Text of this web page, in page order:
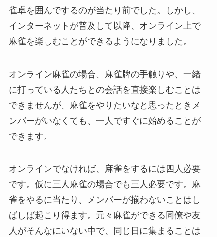
雀卓を囲んでするのが当たり前でした。しかし、
インターネットが普及して以降、オンライン上で
麻雀を楽しむことができるようになりました。
オンライン麻雀の場合、麻雀牌の手触りや、一緒
に打っている人たちとの会話を直接楽しむことは
できませんが、麻雀をやりたいなと思ったときメ
ンバーがいなくても、一人ですぐに始めることが
できます。
オンラインでなければ、麻雀をするには四人必要
です。仮に三人麻雀の場合でも三人必要です。麻
雀をやるに当たり、メンバーが揃わないことはし
ばしば起こり得ます。元々麻雀ができる同僚や友
人がそんなにいない中で、同じ日に集まることは